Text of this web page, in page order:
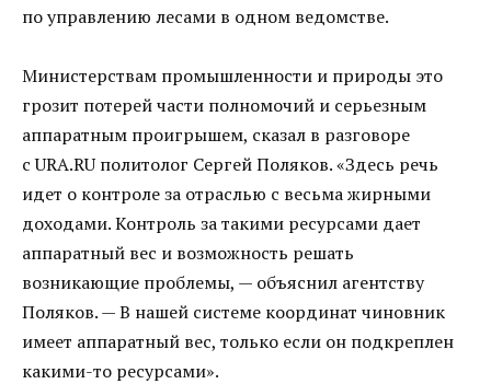
по управлению лесами в одном ведомстве.
Министерствам промышленности и природы это
грозит потерей части полномочий и серьезным
аппаратным проигрышем, сказал в разговоре
с URA.RU политолог Сергей Поляков. «Здесь речь
идет о контроле за отраслью с весьма жирными
доходами. Контроль за такими ресурсами дает
аппаратный вес и возможность решать
возникающие проблемы, — объяснил агентству
Поляков. — В нашей системе координат чиновник
имеет аппаратный вес, только если он подкреплен
какими-то ресурсами».